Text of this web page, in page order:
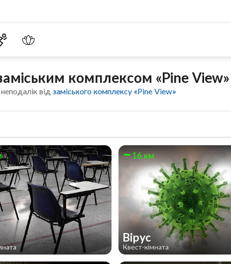
комплексом «Pine View»
відзаміського комплексу «Pine View»
16 км
Вірус
Квест-кімната